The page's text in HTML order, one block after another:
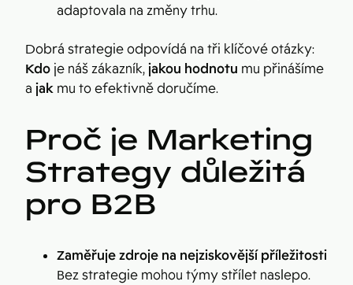
adaptovala na změny trhu.
Dobrá strategie odpovídá na tři klíčové otázky:
Kdo je náš zákazník,jakou hodnotu mu přinášíme
a jak mu to efektivně doručíme.
Proč je Marketing
Strategy důležitá
pro B2B
Zaměřuje zdroje na nejziskovější příležitosti
Bez strategie mohou týmy střílet naslepo.